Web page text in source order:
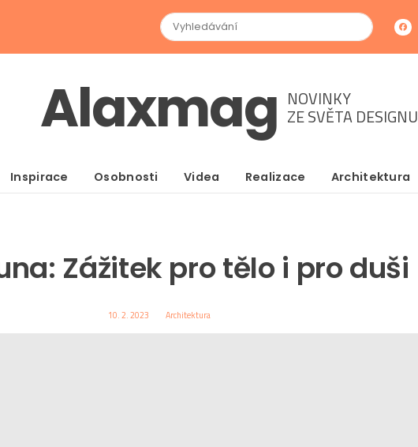
Alaxmag NOVINKY
ZE SVĚTA DESIGNU
Inspirace Osobnosti Videa Realizace Architektura
Zážitek pro tělo i pro duši
10. 2. 2023 Architektura